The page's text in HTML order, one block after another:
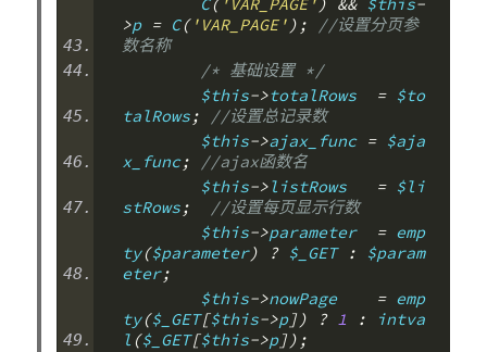
        C
('VAR_PAGE' ) && $this-
>p = C('VAR_PAGE' );
//设置分页参
数名称
/* 基础设置 */
        $this
->totalRows = $to
talRows;
//设置总记录数
        $this
->ajax_func = $aja
x_func;
//ajax函数名
        $this
->listRows = $li
stRows;
//设置每页显示行数
        $this
->parameter = emp
ty($parameter) ? $_GET : $param
eter;
        $this
->nowPage = emp
ty($_GET[$this->p]) ? 1 : intva
l ($_GET[$this->p]);